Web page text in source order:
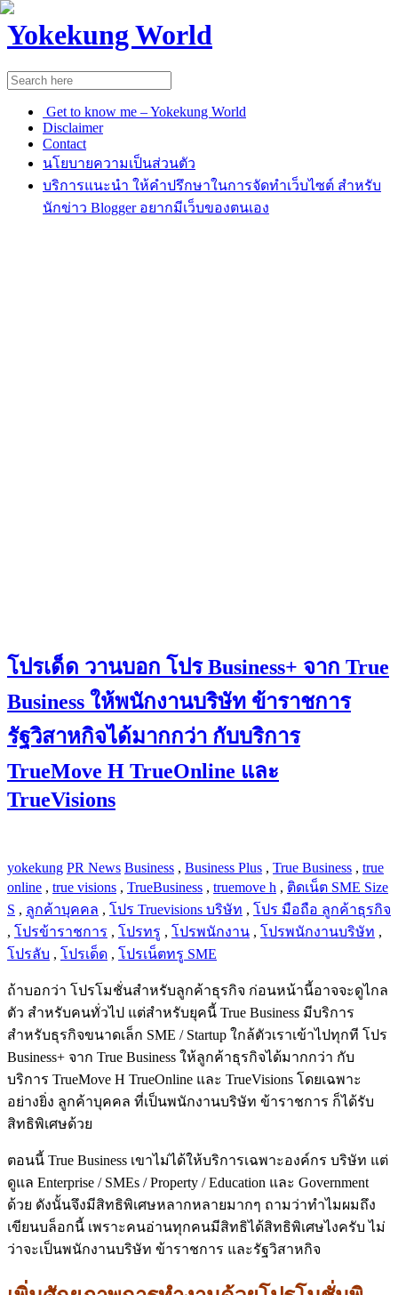
Yokekung World
Get to know me – Yokekung World
Disclaimer
Contact
นโยบายความเป็นส่วนตัว
บริการแนะนำ ให้คำปรึกษาในการจัดทำเว็บไซต์ สำหรับ
นักข่าว Blogger อยากมีเว็บของตนเอง
โปรเด็ด วานบอก โปร Business+ จาก True
Business ให้พนักงานบริษัท ข้าราชการ
รัฐวิสาหกิจได้มากกว่า กับบริการ
TrueMove H TrueOnline และ
TrueVisions
yokekung PR News Business , Business Plus , True Business , true
online , true visions , TrueBusiness , truemove h , ติดเน็ต SME Size
S , ลูกค้าบุคคล , โปร Truevisions บริษัท , โปร มือถือ ลูกค้าธุรกิจ
, โปรข้าราชการ , โปรทรู , โปรพนักงาน , โปรพนักงานบริษัท ,
โปรลับ , โปรเด็ด , โปรเน็ตทรู SME
ถ้าบอกว่า โปรโมชั่นสำหรับลูกค้าธุรกิจ ก่อนหน้านี้อาจจะดูไกล
ตัว สำหรับคนทั่วไป แต่สำหรับยุคนี้ True Business มีบริการ
สำหรับธุรกิจขนาดเล็ก SME / Startup ใกล้ตัวเราเข้าไปทุกที โปร
Business+ จาก True Business ให้ลูกค้าธุรกิจได้มากกว่า กับ
บริการ TrueMove H TrueOnline และ TrueVisions โดยเฉพาะ
อย่างยิ่ง ลูกค้าบุคคล ที่เป็นพนักงานบริษัท ข้าราชการ ก็ได้รับ
สิทธิพิเศษด้วย
ตอนนี้ True Business เขาไม่ได้ให้บริการเฉพาะองค์กร บริษัท แต่
ดูแล Enterprise / SMEs / Property / Education และ Government
ด้วย ดังนั้นจึงมีสิทธิพิเศษหลากหลายมากๆ ถามว่าทำไมผมถึง
เขียนบล็อกนี้ เพราะคนอ่านทุกคนมีสิทธิได้สิทธิพิเศษไงครับ ไม่
ว่าจะเป็นพนักงานบริษัท ข้าราชการ และรัฐวิสาหกิจ